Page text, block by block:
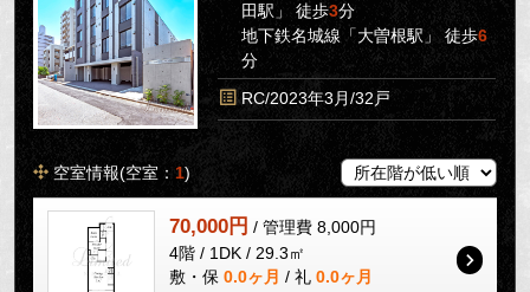
田駅」 徒歩3分
地下鉄名城線「大曽根駅」 徒歩6
分
RC/2023年3月/32戸
空室情報(空室：1)
70,000円 / 管理費 8,000円
4階 / 1DK / 29.3㎡
敷・保 0.0ヶ月 / 礼 0.0ヶ月